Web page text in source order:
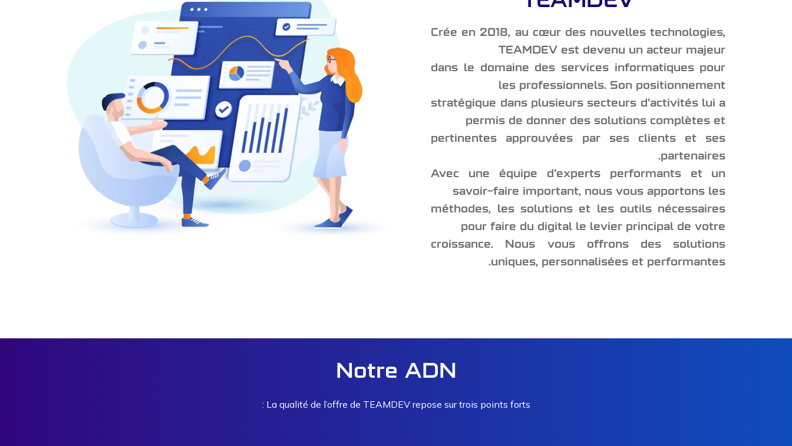
Crée en 2018, au cœur des nouvelles technologies,
TEAMDEV est devenu un acteur majeur
dans le domaine des services informatiques pour
les professionnels. Son positionnement
stratégique dans plusieurs secteurs d’activités lui a
permis de donner des solutions complètes et
pertinentes approuvées par ses clients et ses
partenaires.
Avec une équipe d’experts performants et un
savoir-faire important, nous vous apportons les
méthodes, les solutions et les outils nécessaires
pour faire du digital le levier principal de votre
croissance. Nous vous offrons des solutions
uniques, personnalisées et performantes.
Notre ADN
La qualité de l’offre de TEAMDEV repose sur trois points forts :